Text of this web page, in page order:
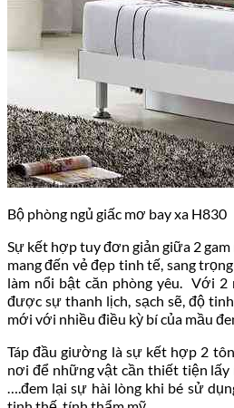
Bộ phòng ngủ giấc mơ bay xa H830
Sự kết hợp tuy đơn giản giữa 2
mang đến vẻ đẹp tinh tế, sang
làm nổi bật căn phòng yêu. Với 2
được sự thanh lịch, sạch sẽ, độ
mới với nhiều điều kỳ bí của mầu
Táp đầu giường là sự kết hợp 2
nơi để những vật cần thiết tiện lấy
….đem lại sự hài lòng khi bé sử